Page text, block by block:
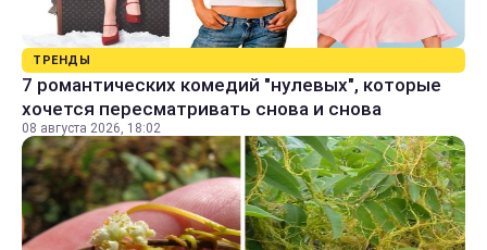
ТРЕНДЫ
7 романтических комедий "нулевых", которые
хочется пересматривать снова и снова
08 августа 2026, 18:02